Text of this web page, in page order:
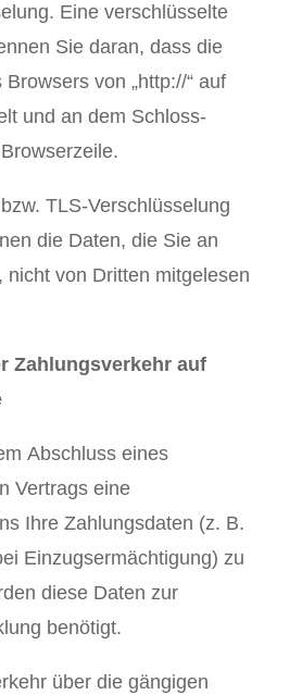
Eine verschlüsselte
Sie daran, dass die
von „http://“ auf
und an dem Schloss-
TLS-Verschlüsselung
die Daten, die Sie an
nicht von Dritten mitgelesen
Zahlungsverkehr auf
Abschluss eines
Vertrags eine
Ihre Zahlungsdaten (z. B.
Einzugsermächtigung) zu
diese Daten zur
benötigt.
über die gängigen